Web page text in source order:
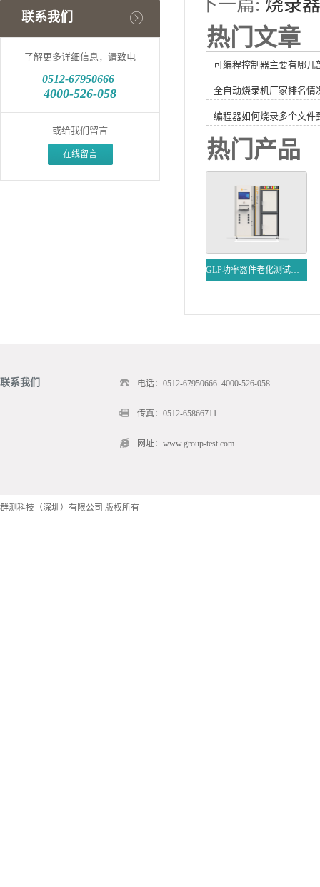
联系我们
了解更多详细信息，请致电
0512-67950666
4000-526-058
或给我们留言
在线留言
下一篇: 烧录
热门文章
可编程控制器主要有哪几
全自动烧录机厂家排名情
编程器如何烧录多个文件
热门产品
GLP功率器件老化测试系统
联系我们 电话：0512-67950666 4000-526-058
传真：0512-65866711
网址：www.group-test.com
群测科技（深圳）有限公司 版权所有